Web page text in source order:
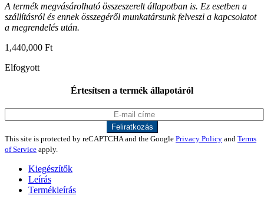
A termék megvásárolható összeszerelt állapotban is. Ez esetben a
szállításról és ennek összegéről munkatársunk felveszi a kapcsolatot
a megrendelés után.
1,440,000 Ft
Elfogyott
Értesítsen a termék állapotáról
This site is protected by reCAPTCHA and the Google Privacy Policy and Terms
of Service apply.
Kiegészítők
Leírás
Termékleírás